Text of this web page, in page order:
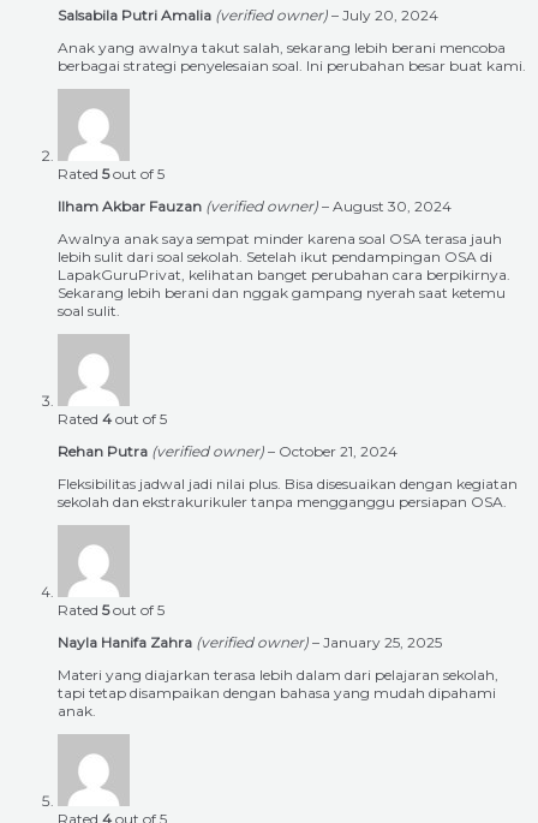
Salsabila Putri Amalia (verified owner) – July 20, 2024
Anak yang awalnya takut salah, sekarang lebih berani mencoba
berbagai strategi penyelesaian soal. Ini perubahan besar buat kami.
Rated 5out of 5
Ilham Akbar Fauzan (verified owner) – August 30, 2024
Awalnya anak saya sempat minder karena soal OSA terasa jauh
lebih sulit dari soal sekolah. Setelah ikut pendampingan OSA di
LapakGuruPrivat, kelihatan banget perubahan cara berpikirnya.
Sekarang lebih berani dan nggak gampang nyerah saat ketemu
soal sulit.
Rated 4 out of 5
Rehan Putra (verified owner) – October 21, 2024
Fleksibilitas jadwal jadi nilai plus. Bisa disesuaikan dengan kegiatan
sekolah dan ekstrakurikuler tanpa mengganggu persiapan OSA.
Rated 5out of 5
Nayla Hanifa Zahra (verified owner) – January 25, 2025
Materi yang diajarkan terasa lebih dalam dari pelajaran sekolah,
tapi tetap disampaikan dengan bahasa yang mudah dipahami
anak.
Rated 4 out of 5